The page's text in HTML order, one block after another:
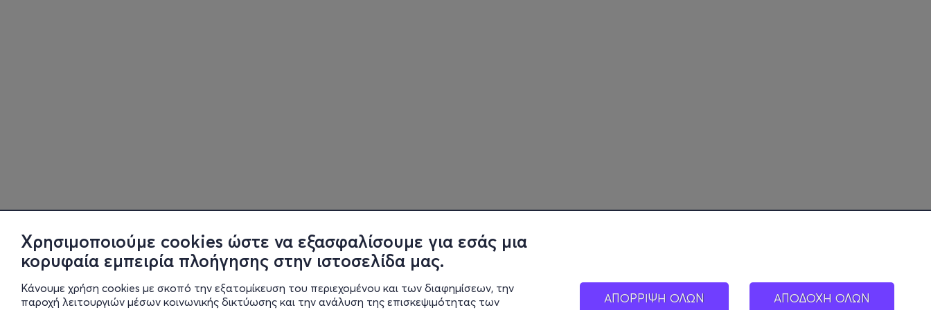
Χρησιμοποιούμε cookies ώστε να εξασφαλίσουμε για εσάς μια
κορυφαία εμπειρία πλοήγησης στην ιστοσελίδα μας.
Κάνουμε χρήση cookies με σκοπό την εξατομίκευση του περιεχομένου και των διαφημίσεων, την
παροχή λειτουργιών μέσων κοινωνικής δικτύωσης και την ανάλυση της επισκεψιμότητας των
ΑΠΟΡΡΙΨΗ ΟΛΩΝ ΑΠΟΔΟΧΗ ΟΛΩΝ